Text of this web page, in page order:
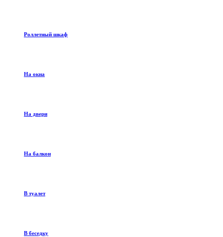
Роллетный шкаф
На окна
На двери
На балкон
В туалет
В беседку